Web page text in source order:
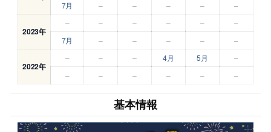
7月
– – – – –
2023年
– – – – –
–
7月
– – – – –
2022年
– – – 4月 5月
–
–
– – – – –
基本情報